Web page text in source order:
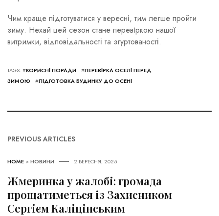
Чим краще підготуватися у вересні, тим легше пройти
зиму. Нехай цей сезон стане перевіркою нашої
витримки, відповідальності та згуртованості.
TAGS: #КОРИСНІ ПОРАДИ #ПЕРЕВІРКА ОСЕЛІ ПЕРЕД
ЗИМОЮ
#ПІДГОТОВКА БУДИНКУ ДО ОСЕНІ
PREVIOUS ARTICLES
HOME >НОВИНИ 2 ВЕРЕСНЯ, 2025
Жмеринка у жалобі: громада
прощатиметься із Захисником
Сергієм Каліцінським